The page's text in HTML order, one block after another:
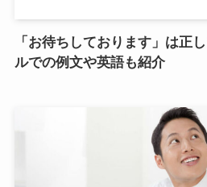
「お待ちしております」は正
ルでの例文や英語も紹介